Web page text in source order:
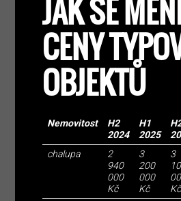
JAK SE
CENY
OBJEKTŮ
Nemovitost
H2
2024
H1
2025
chalupa
2
940
000
Kč
3
200
000
Kč
3
Kč